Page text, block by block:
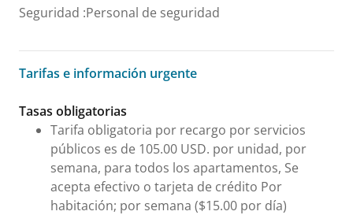
Seguridad :Personal de seguridad
Tarifas e información urgente
Tarifas e información urgente
Tasas obligatorias
Tarifa obligatoria por recargo por servicios
públicos es de 105.00 USD. por unidad, por
semana, para todos los apartamentos, Se
acepta efectivo o tarjeta de crédito Por
habitación; por semana ($15.00 por día)